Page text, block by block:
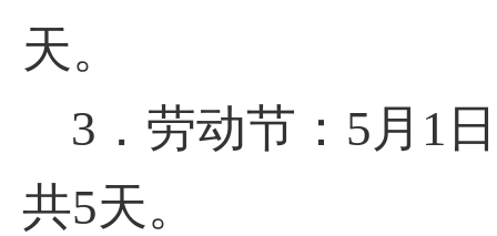
天。
3．劳动节：5月1
共5天。